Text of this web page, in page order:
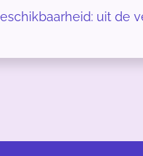
uit de